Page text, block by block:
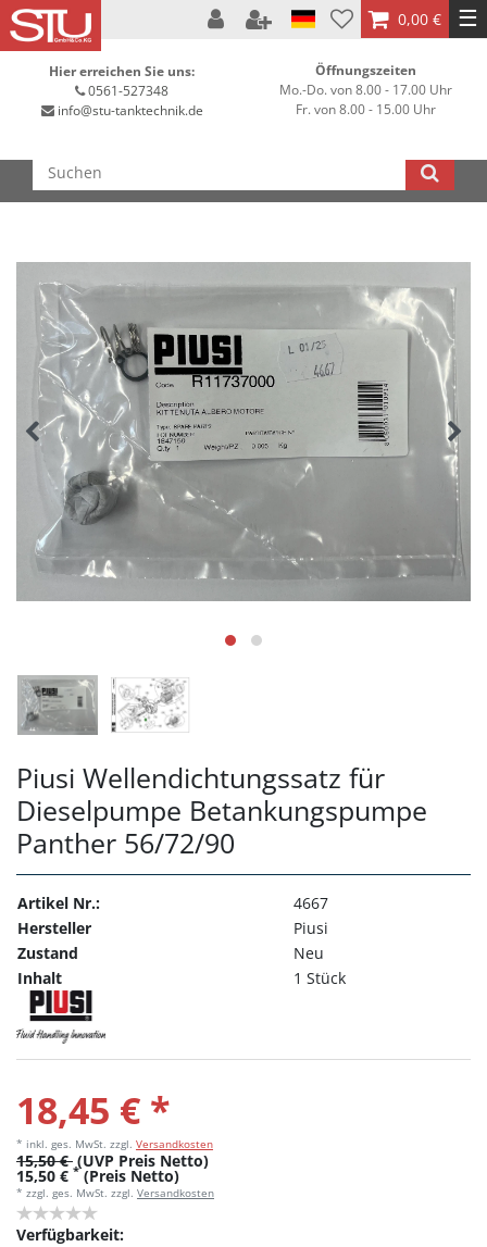
0,00 € ☰
Hier erreichen Sie uns:
0561-527348
info@stu-tanktechnik.de
Öffnungszeiten
Mo.-Do. von 8.00 - 17.00 Uhr
Fr. von 8.00 - 15.00 Uhr
Piusi Wellendichtungssatz für
Dieselpumpe Betankungspumpe
Panther 56/72/90
Artikel Nr.:
4667
Hersteller
Piusi
Zustand
Neu
Inhalt
1 Stück
18,45 € *
* inkl. ges. MwSt. zzgl. Versandkosten
15,50 € (UVP Preis Netto)
15,50 € * (Preis Netto)
* zzgl. ges. MwSt. zzgl. Versandkosten
Verfügbarkeit: